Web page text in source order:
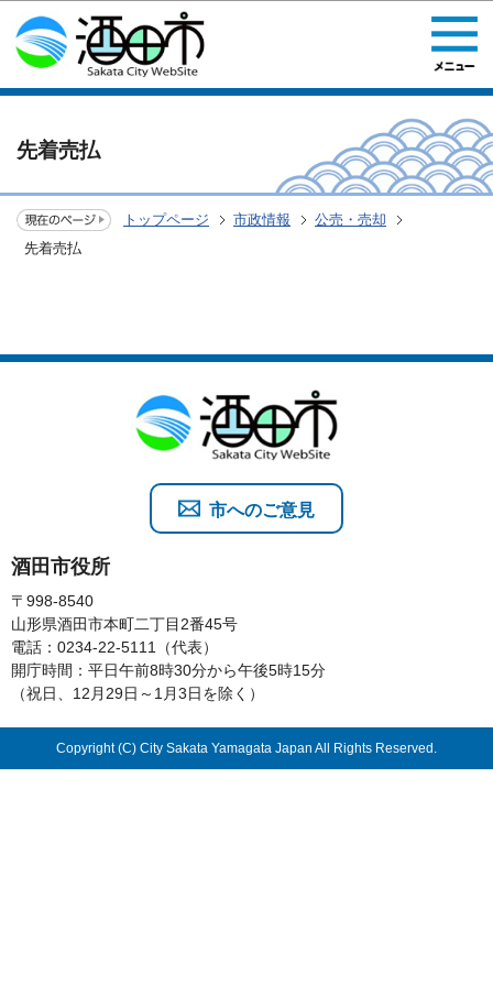
このページの本文へ移動
先着売払
トップページ 市政情報
公売・売却
先着売払
酒田市役所
〒998-8540
山形県酒田市本町二丁目2番45号
電話：0234-22-5111（代表）
開庁時間：平日午前8時30分から午後5時15分
（祝日、12月29日～1月3日を除く）
市へのご意見
Copyright (C) City Sakata Yamagata Japan All Rights Reserved.